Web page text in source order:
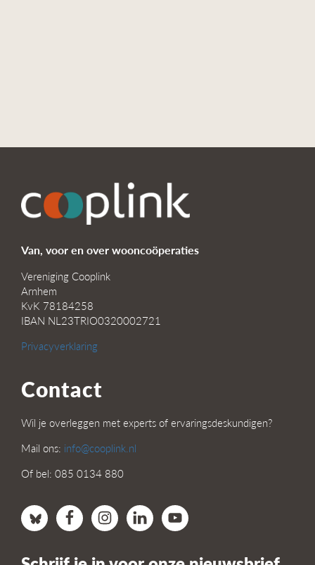
Van, voor en over wooncoöperaties
Vereniging Cooplink
Arnhem
KvK 78184258
IBAN NL23TRIO0320002721
Privacyverklaring
Contact
Wil je overleggen met experts of ervaringsdeskundigen?
Mail ons: info@cooplink.nl
Of bel: 085 0134 880